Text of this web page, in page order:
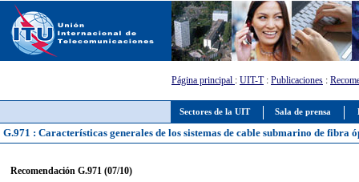
Sectores de la UIT Sala de prensa
Página principal : UIT-T: Publicaciones :
G.971 : Características generales de los sistemas de cable submarino de fibra
Recomendación G.971 (07/10)